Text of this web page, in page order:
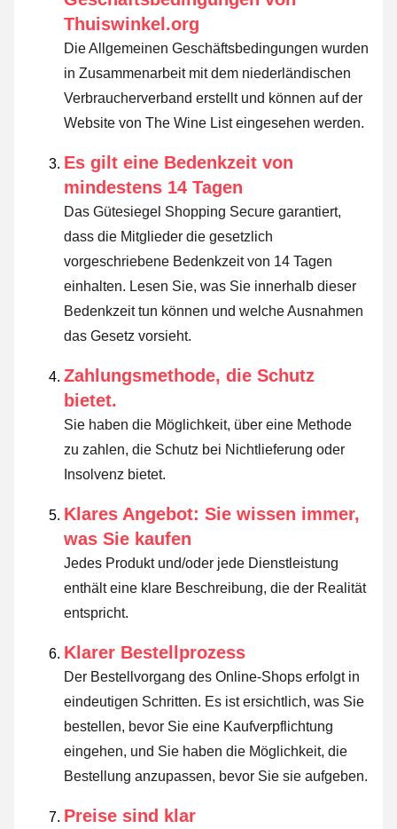
Thuiswinkel.org
Die Allgemeinen Geschäftsbedingungen wurden
in Zusammenarbeit mit dem niederländischen
Verbraucherverband erstellt und können auf der
Website von The Wine List eingesehen werden.
Es gilt eine Bedenkzeit von
mindestens 14 Tagen
Das Gütesiegel Shopping Secure garantiert,
dass die Mitglieder die gesetzlich
vorgeschriebene Bedenkzeit von 14 Tagen
einhalten. Lesen Sie, was Sie innerhalb dieser
Bedenkzeit tun können und welche Ausnahmen
das Gesetz vorsieht.
Zahlungsmethode, die Schutz
bietet.
Sie haben die Möglichkeit, über eine Methode
zu zahlen, die Schutz bei Nichtlieferung oder
Insolvenz bietet.
Klares Angebot: Sie wissen immer,
was Sie kaufen
Jedes Produkt und/oder jede Dienstleistung
enthält eine klare Beschreibung, die der Realität
entspricht.
Klarer Bestellprozess
Der Bestellvorgang des Online-Shops erfolgt in
eindeutigen Schritten. Es ist ersichtlich, was Sie
bestellen, bevor Sie eine Kaufverpflichtung
eingehen, und Sie haben die Möglichkeit, die
Bestellung anzupassen, bevor Sie sie aufgeben.
Preise sind klar